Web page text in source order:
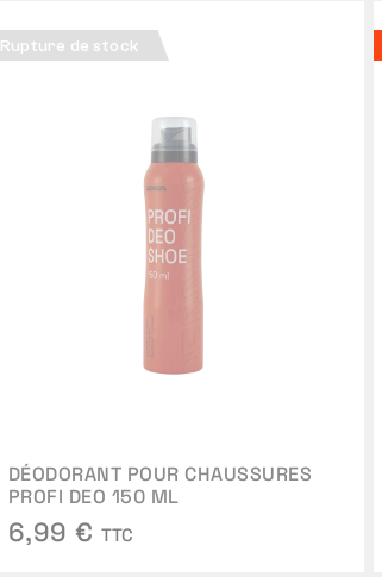
Rupture de stock
DÉODORANT POUR CHAUSSURES
PROFI DEO 150 ML
6,99 € TTC